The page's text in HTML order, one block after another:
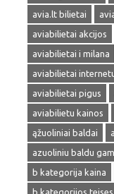
avia.lt bilietai
aviabilietai akcijos
aviabilietai i milana
aviabilietai
aviabilietai pigus
aviabilietu kainos
ąžuoliniai baldai
azuoliniu baldu
b kategorija kaina
b kategorijos teises